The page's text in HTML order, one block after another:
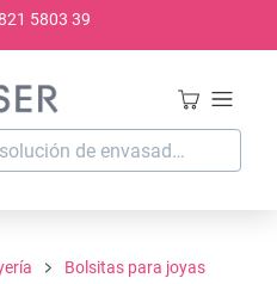
5803 39
Bolsitas para joyas